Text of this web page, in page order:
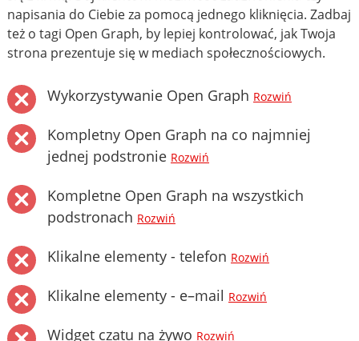
napisania do Ciebie za pomocą jednego kliknięcia. Zadbaj
też o tagi Open Graph, by lepiej kontrolować, jak Twoja
strona prezentuje się w mediach społecznościowych.
Wykorzystywanie Open Graph Rozwiń
Kompletny Open Graph na co najmniej
jednej podstronie Rozwiń
Kompletne Open Graph na wszystkich
podstronach Rozwiń
Klikalne elementy - telefon Rozwiń
Klikalne elementy - e–mail Rozwiń
Widget czatu na żywo Rozwiń